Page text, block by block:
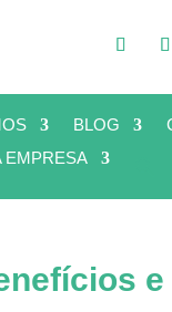
BLOG
EMPRESA
e